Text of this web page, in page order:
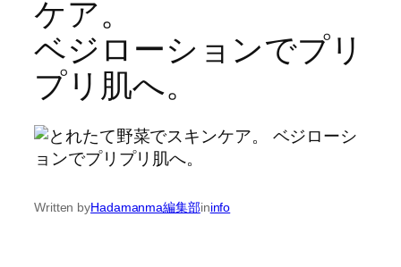
ケア。
ベジローションでプリ
プリ肌へ。
Written byHadamanma編集部ininfo